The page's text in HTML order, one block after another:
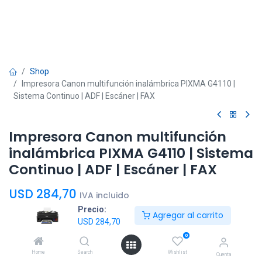
Precio:
USD 284,70
Agregar al carrito
Home Search
0
Wishlist Cuenta
Shop
Impresora Canon multifunción inalámbrica PIXMA G4110 |
Sistema Continuo | ADF | Escáner | FAX
Impresora Canon multifunción
inalámbrica PIXMA G4110 | Sistema
Continuo | ADF | Escáner | FAX
USD 284,70 IVA incluido